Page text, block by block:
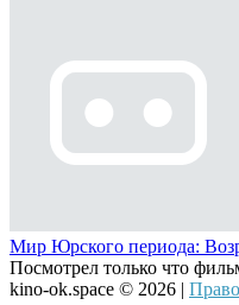
Мир Юрского периода:
Посмотрел только что
kino-ok.space © 2026 |